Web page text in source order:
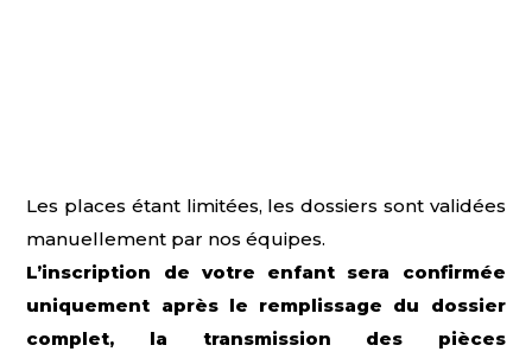
Les places étant limitées, les dossiers sont validées
manuellement par nos équipes.
L’inscription de votre enfant sera confirmée
uniquement après le remplissage du dossier
complet, la transmission des pièces